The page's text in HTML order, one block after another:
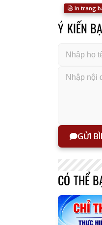
In trang
Ý KIẾN
GỬI
CÓ THỂ